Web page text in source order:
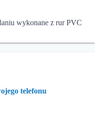
wykonane z rur PVC
telefonu